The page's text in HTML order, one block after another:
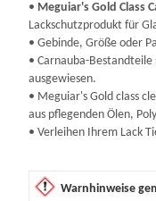
• Meguiar's Gold Class
Lackschutzprodukt für
• Gebinde, Größe oder
• Carnauba-
ausgewiesen.
• Meguiar's Gold class
aus pflegenden Ölen,
• Verleihen Ihrem Lack
Warnhinweise